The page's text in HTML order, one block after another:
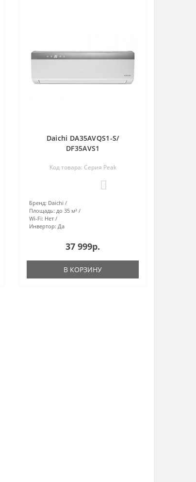
Daichi DA35AVQS1-S/
DF35AVS1
Код товара: Серия Peak
Бренд: Daichi
Площадь: до 35 м²
Wi-Fi: Нет
Инвертор: Да
37 999р.
В КОРЗИНУ